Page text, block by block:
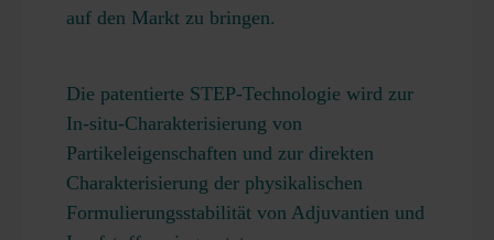
auf den Markt zu bringen.
Die patentierte STEP-Technologie wird zur
In-situ-Charakterisierung von
Partikeleigenschaften und zur direkten
Charakterisierung der physikalischen
Formulierungsstabilität von Adjuvantien und